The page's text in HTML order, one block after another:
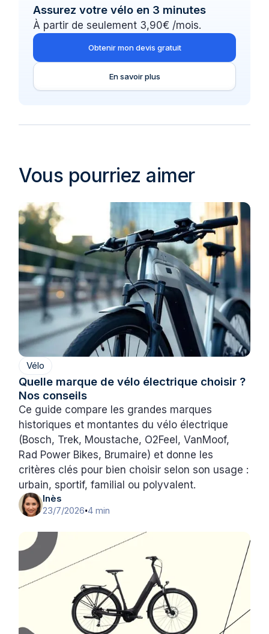
Assurez votre vélo en 3 minutes
À partir de seulement 3,90€ /mois.
Obtenir mon devis gratuit
En savoir plus
Vous pourriez aimer
Vélo
Quelle marque de vélo électrique choisir ?
Nos conseils
Ce guide compare les grandes marques
historiques et montantes du vélo électrique
(Bosch, Trek, Moustache, O2Feel, VanMoof,
Rad Power Bikes, Brumaire) et donne les
critères clés pour bien choisir selon son usage :
urbain, sportif, familial ou polyvalent.
Inès
23/7/2026•4 min